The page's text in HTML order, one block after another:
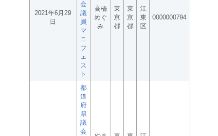
2021年6月29
日
会
議
員
マ
ニ
フ
ェ
ス
ト
高橋
めぐ
み
東
京
都
東
京
都
江
東
区
0000000794
都
道
府
県
議
会